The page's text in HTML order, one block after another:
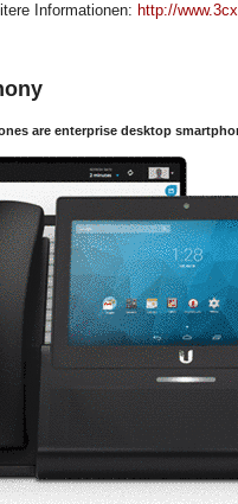
Informationen: http://
are enterprise desktop